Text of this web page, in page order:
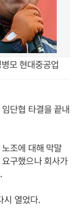
모 현대중공업
단협 타결을 끝내
조에 대해 막말
구했으나 회사가
시 열었다.